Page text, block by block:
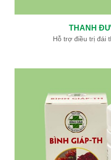
THANH
Hỗ trợ điều trị đái